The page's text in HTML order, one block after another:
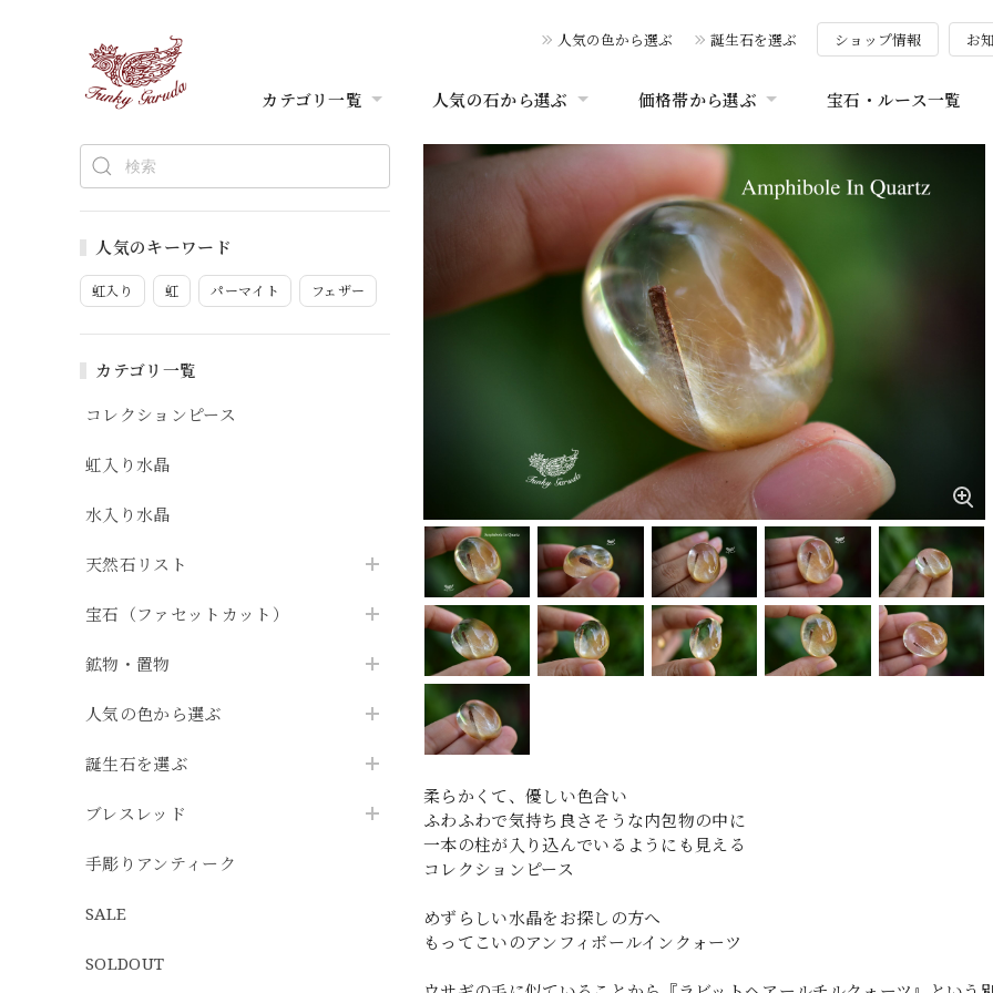
人気の色から選ぶ 誕生石を選ぶ ショップ情報 お
カテゴリ一覧 人気の石から選ぶ 価格帯から選ぶ 宝石・ルース一覧
人気のキーワード
虹入り 虹 パーマイト フェザー
カテゴリ一覧
コレクションピース
虹入り水晶
水入り水晶
天然石リスト
宝石（ファセットカット）
鉱物・置物
人気の色から選ぶ
誕生石を選ぶ
ブレスレッド
手彫りアンティーク
SALE
SOLDOUT
柔らかくて、優しい色合い
ふわふわで気持ち良さそうな内包物の中に
一本の柱が入り込んでいるようにも見える
コレクションピース
めずらしい水晶をお探しの方へ
もってこいのアンフィボールインクォーツ